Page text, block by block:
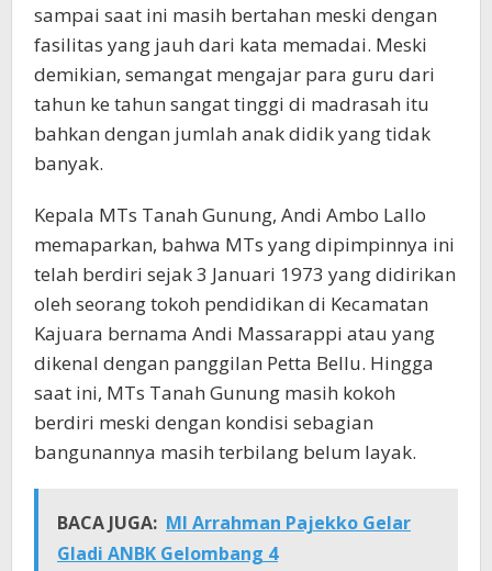
sampai saat ini masih bertahan meski dengan
fasilitas yang jauh dari kata memadai. Meski
demikian, semangat mengajar para guru dari
tahun ke tahun sangat tinggi di madrasah itu
bahkan dengan jumlah anak didik yang tidak
banyak.
Kepala MTs Tanah Gunung, Andi Ambo Lallo
memaparkan, bahwa MTs yang dipimpinnya ini
telah berdiri sejak 3 Januari 1973 yang didirikan
oleh seorang tokoh pendidikan di Kecamatan
Kajuara bernama Andi Massarappi atau yang
dikenal dengan panggilan Petta Bellu. Hingga
saat ini, MTs Tanah Gunung masih kokoh
berdiri meski dengan kondisi sebagian
bangunannya masih terbilang belum layak.
BACA JUGA: MI Arrahman Pajekko Gelar
Gladi ANBK Gelombang 4